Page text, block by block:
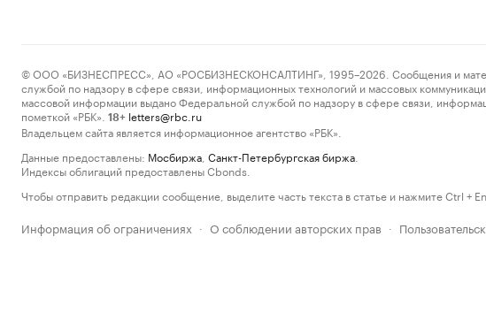
© ООО «БИЗНЕСПРЕСС», АО «РОСБИЗНЕСКОНСАЛТИНГ», 1995–2026. Сообщения и
службой по надзору в сфере связи, информационных технологий и массовых
массовой информации выдано Федеральной службой по надзору в сфере связи,
пометкой «РБК».
18+ letters@rbc.ru
Владельцем сайта является информационное агентство «РБК».
Данные предоставлены: Мосбиржа Санкт-Петербургская биржа
Индексы облигаций предоставлены Cbonds.
Чтобы отправить редакции сообщение, выделите часть текста в статье и нажмите Ctrl +
Информация об ограничениях · О соблюдении авторских прав ·